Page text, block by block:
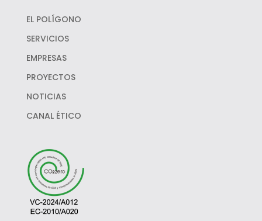
EL POLÍGONO
SERVICIOS
EMPRESAS
PROYECTOS
NOTICIAS
CANAL ÉTICO